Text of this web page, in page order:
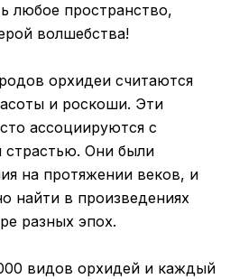
любое пространство,
волшебства!
орхидеи считаются
и роскоши. Эти
ассоциируются с
Они были
на протяжении веков, и
найти в произведениях
разных эпох.
видов орхидей и каждый